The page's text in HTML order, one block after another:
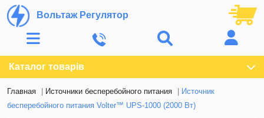
Вольтаж Регулятор
Каталог товарів
Главная Источники бесперебойного питания
Источник
бесперебойного питания Volter™ UPS-1000 (2000 Вт)